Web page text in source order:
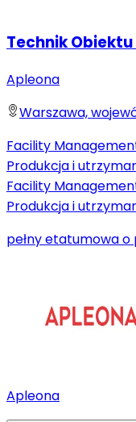
Technik
Apleona
Warszawa,
Facility
Produkcja i
Facility
Produkcja i
pełny etatumowa o
Apleona